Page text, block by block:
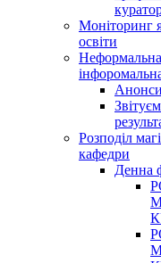
Моніторинг
освіти
Анонси
Розподіл
кафедри
Денна